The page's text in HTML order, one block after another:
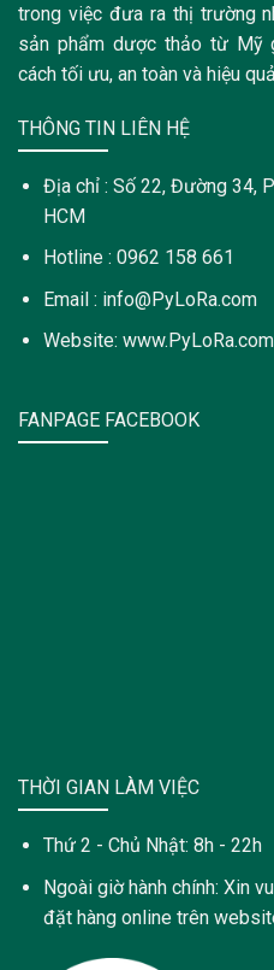
trong việc đưa ra thị trường
sản phẩm dược thảo từ Mỹ
cách tối ưu, an toàn và hiệu
THÔNG TIN LIÊN HỆ
Địa chỉ : Số 22, Đường 34,
HCM
Hotline : 0962 158 661
Email : info@PyLoRa.com
Website: www.PyLoRa.com
FANPAGE FACEBOOK
THỜI GIAN LÀM VIỆC
Thứ 2 - Chủ Nhật: 8h - 22h
Ngoài giờ hành chính: Xin
đặt hàng online trên